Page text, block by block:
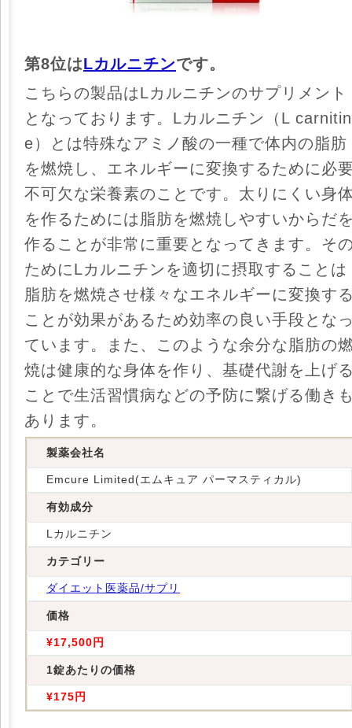
第8位はLカルニチンです。
こちらの製品はLカルニチンのサプリメント
となっております。Lカルニチン（L carnitin
e）とは特殊なアミノ酸の一種で体内の脂肪
を燃焼し、エネルギーに変換するために必
不可欠な栄養素のことです。太りにくい身
を作るためには脂肪を燃焼しやすいからだ
作ることが非常に重要となってきます。そ
ためにLカルニチンを適切に摂取することは
脂肪を燃焼させ様々なエネルギーに変換す
ことが効果があるため効率の良い手段とな
ています。また、このような余分な脂肪の
焼は健康的な身体を作り、基礎代謝を上げ
ことで生活習慣病などの予防に繋げる働き
あります。
製薬会社名
Emcure Limited(エムキュア パーマスティカル)
有効成分
Lカルニチン
カテゴリー
ダイエット医薬品/サプリ
価格
¥17,500円
1錠あたりの価格
¥175円